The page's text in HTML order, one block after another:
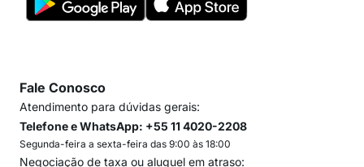
Fale Conosco
Atendimento para dúvidas gerais:
Telefone e WhatsApp: +55 11 4020-2208
Segunda-feira a sexta-feira das 9:00 às 18:00
Negociação de taxa ou aluguel em atraso: